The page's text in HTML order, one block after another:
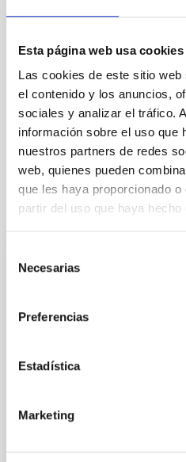
Esta página web usa cookies
Las cookies de este sitio
el contenido y los anuncios,
sociales y analizar el tráfico.
información sobre el uso que
nuestros partners de redes
web, quienes pueden
que les haya proporcionado
partir del uso que haya
Necesarias
Preferencias
Estadística
Marketing
CON ÁRBITRO
Métodos
Estallidos de rayos
Te puede interesar
Cores in the
Core Scales
In a magnetically
we expect to see
cloud-scale magnetic field.
instead, however, that the
with respect to the larger-